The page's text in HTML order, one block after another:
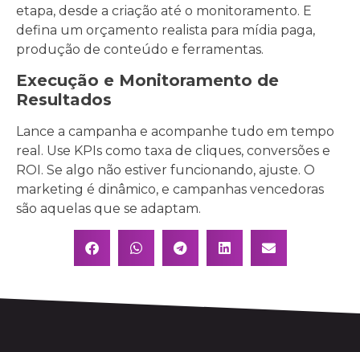
etapa, desde a criação até o monitoramento. E
defina um orçamento realista para mídia paga,
produção de conteúdo e ferramentas.
Execução e Monitoramento de
Resultados
Lance a campanha e acompanhe tudo em tempo
real. Use KPIs como taxa de cliques, conversões e
ROI. Se algo não estiver funcionando, ajuste. O
marketing é dinâmico, e campanhas vencedoras
são aquelas que se adaptam.